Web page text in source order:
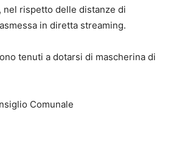
rispetto delle distanze di
in diretta streaming.
tenuti a dotarsi di mascherina di
Comunale